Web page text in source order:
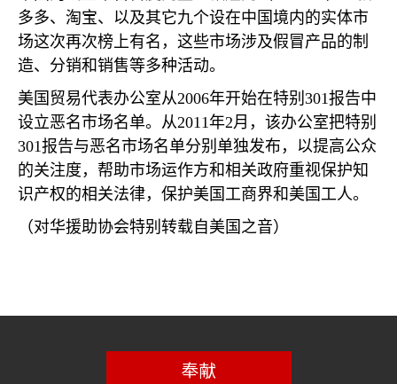
多多、淘宝、以及其它九个设在中国境内的实体市
场这次再次榜上有名，这些市场涉及假冒产品的制
造、分销和销售等多种活动。
美国贸易代表办公室从2006年开始在特别 301报告中
设立恶名市场名单。从2011年2月，该办公室把特别
301报告与恶名市场名单分别单独发布，以提高公众
的关注度，帮助市场运作方和相关政府重视保护知
识产权的相关法律，保护美国工商界和美国工人。
（对华援助协会特别转载自美国之音）
奉献